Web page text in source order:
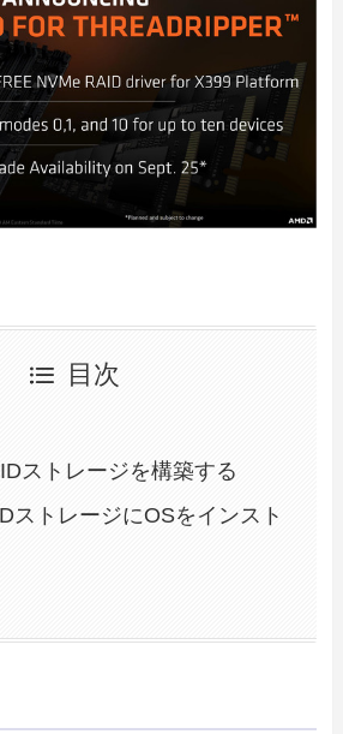
目次
ストレージを構築する
ストレージにOSをインスト